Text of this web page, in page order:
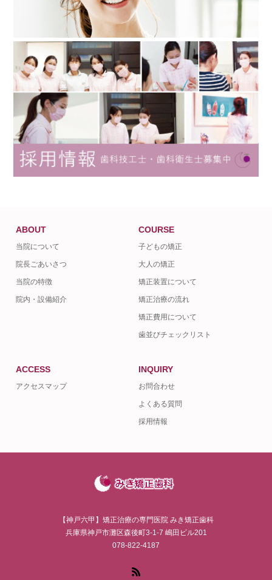
ABOUT
当院について
院長ごあいさつ
当院の特徴
院内・設備紹介
COURSE
子どもの矯正
大人の矯正
矯正装置について
矯正治療の流れ
矯正費用について
歯並びチェックリスト
ACCESS
アクセスマップ
INQUIRY
お問合わせ
よくある質問
採用情報
【神戸六甲】矯正治療の専門医院 みき矯正歯科
兵庫県神戸市灘区森後町3-1-7 嶋田ビル201
078-822-4187